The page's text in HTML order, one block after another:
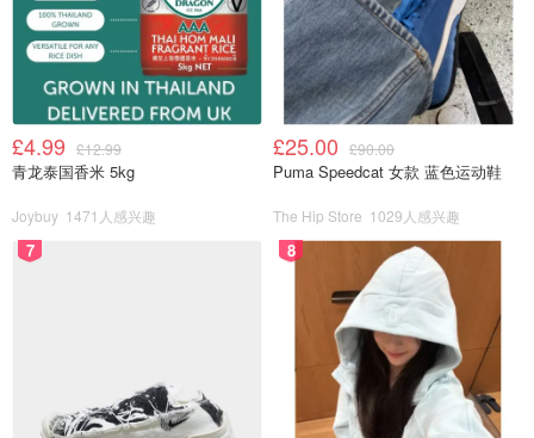
£4.99 £12.99
青龙泰国香米 5kg
Joybuy 1471人感兴趣
£25.00 £90.00
Puma Speedcat 女款 蓝色运动鞋
The Hip Store 1029人感兴趣
7 8